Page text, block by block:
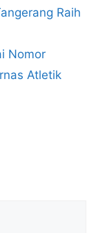
Raih
Nomor
Atletik